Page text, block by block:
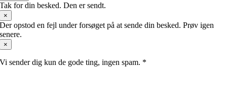
Tak for din besked. Den er sendt.
×
Der opstod en fejl under forsøget på at sende din besked. Prøv igen
senere.
×
Vi sender dig kun de gode ting, ingen spam. *